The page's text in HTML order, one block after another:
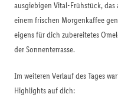
ausgiebigen Vital-Frühstück, das
einem frischen Morgenkaffee
eigens für dich zubereitetes
der Sonnenterrasse.
Im weiteren Verlauf des Tages
Highlights auf dich: